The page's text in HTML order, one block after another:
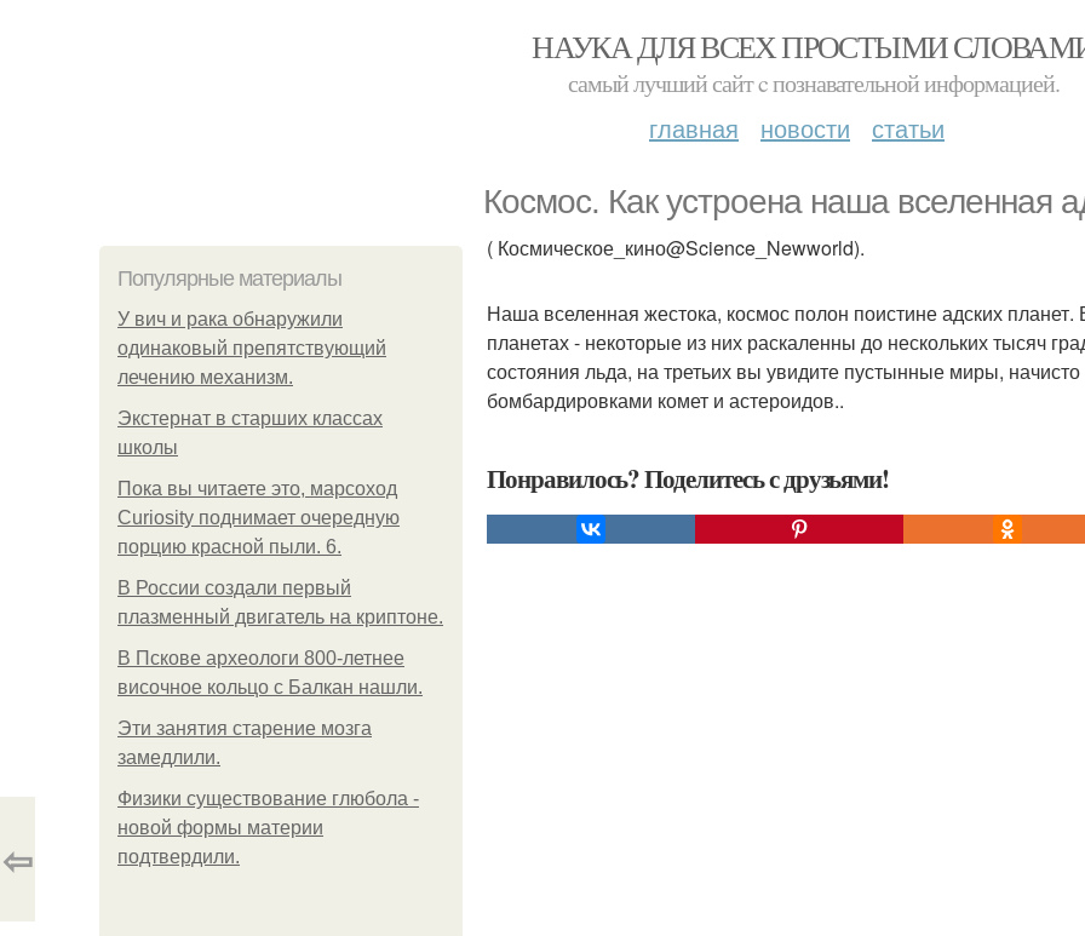
НАУКА ДЛЯ ВСЕХ ПРОСТЫМИ
самый лучший сайт c познавательной информацией.
главная новости статьи
Космос. Как устроена наша вселенная
Популярные материалы
У вич и рака обнаружили
одинаковый препятствующий
лечению механизм.
Экстернат в старших классах
школы
Пока вы читаете это, марсоход
Curiosity поднимает очередную
порцию красной пыли. 6.
В России создали первый
плазменный двигатель на криптоне.
В Пскове археологи 800-летнее
височное кольцо с Балкан нашли.
Эти занятия старение мозга
замедлили.
Физики существование глюбола -
новой формы материи
подтвердили.
( Космическое_кино@Science_Newworld).
Наша вселенная жестока, космос полон поистине адских
планетах - некоторые из них раскаленны до нескольких тысяч
состояния льда, на третьих вы увидите пустынные миры,
бомбардировками комет и астероидов..
Понравилось? Поделитесь с друзьями!
⇦